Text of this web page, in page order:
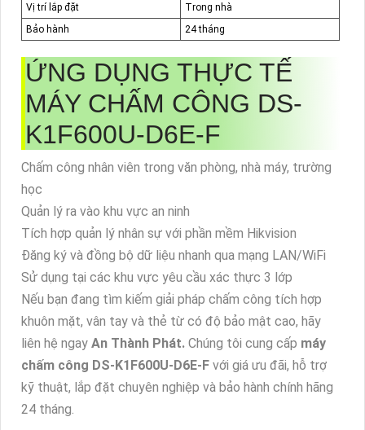
Vị trí lắp đặt
Trong nhà
Bảo hành
24 tháng
ỨNG DỤNG THỰC TẾ
MÁY CHẤM CÔNG DS-
K1F600U-D6E-F
Chấm công nhân viên trong văn phòng, nhà máy, trường
học
Quản lý ra vào khu vực an ninh
Tích hợp quản lý nhân sự với phần mềm Hikvision
Đăng ký và đồng bộ dữ liệu nhanh qua mạng LAN/WiFi
Sử dụng tại các khu vực yêu cầu xác thực 3 lớp
Nếu bạn đang tìm kiếm giải pháp chấm công tích hợp
khuôn mặt, vân tay và thẻ từ có độ bảo mật cao, hãy
liên hệ ngay An Thành Phát. Chúng tôi cung cấp máy
chấm công DS-K1F600U-D6E-F với giá ưu đãi, hỗ trợ
kỹ thuật, lắp đặt chuyên nghiệp và bảo hành chính hãng
24 tháng.